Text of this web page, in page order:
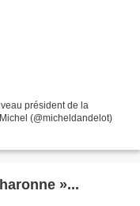
président de la
(@micheldandelot)
»...